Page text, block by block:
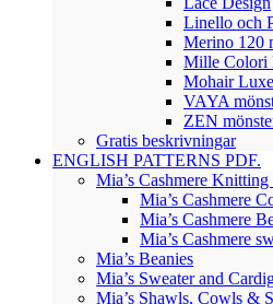
Linello och
Merino 120
Mille Colori
Mohair
VAYA
ZEN
Gratis beskrivningar
ENGLISH PATTERNS PDF.
Mia’s Cashmere Knitting
Mia’s Cashmere
Mia’s Cashmere
Mia’s Cashmere
Mia’s Beanies
Mia’s Sweater and
Mia’s Shawls, Cowls &